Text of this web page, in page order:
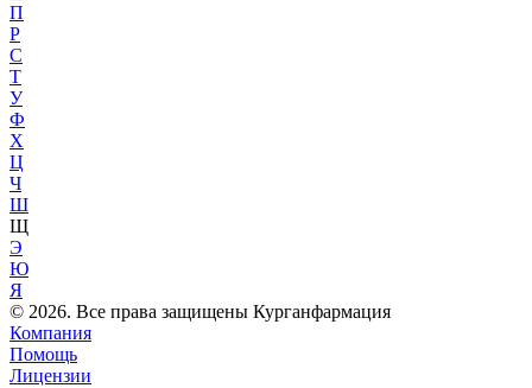
П
Р
С
Т
У
Ф
Х
Ц
Ч
Ш
Щ
Э
Ю
Я
© 2026. Все права защищены Курганфармация
Компания
Помощь
Лицензии